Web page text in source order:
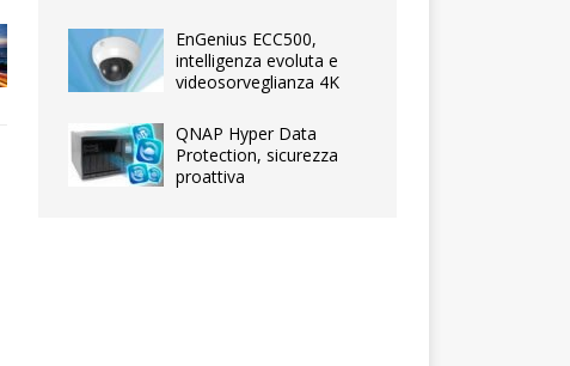
EnGenius ECC500,
intelligenza evoluta e
videosorveglianza 4K
QNAP Hyper Data
Protection, sicurezza
proattiva